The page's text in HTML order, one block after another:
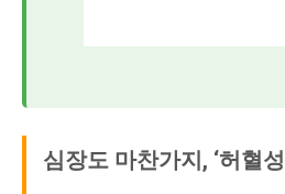
심장도 마찬가지, ‘허혈